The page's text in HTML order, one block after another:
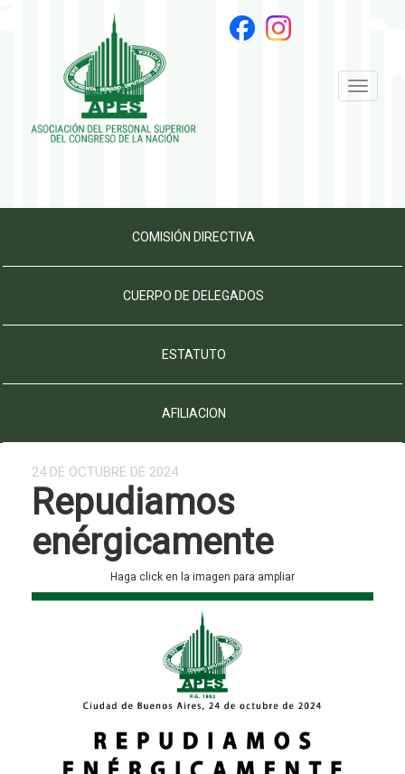
Toggle
COMISIÓN DIRECTIVA
CUERPO DE DELEGADOS
ESTATUTO
AFILIACION
24 DE OCTUBRE DE 2024
Repudiamos
enérgicamente
Haga click en la imagen para ampliar
Previous Next